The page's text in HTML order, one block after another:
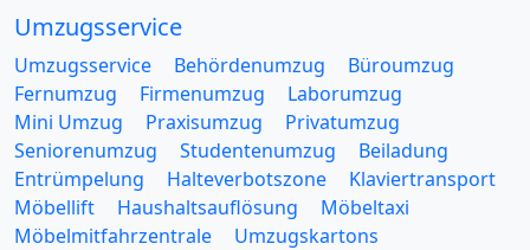
Umzugsservice
Umzugsservice Behördenumzug
Büroumzug
Fernumzug
Firmenumzug
Laborumzug
Mini Umzug
Praxisumzug
Privatumzug
Seniorenumzug
Studentenumzug
Beiladung
Entrümpelung
Halteverbotszone
Klaviertransport
Möbellift
Haushaltsauflösung
Möbeltaxi
Möbelmitfahrzentrale
Umzugskartons